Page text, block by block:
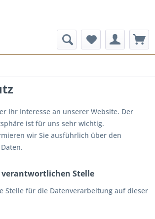
Ihr Interesse an unserer Website. Der
ist für uns sehr wichtig.
wir Sie ausführlich über den
verantwortlichen Stelle
Stelle für die Datenverarbeitung auf dieser